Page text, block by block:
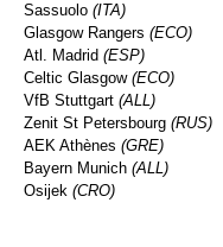
Sassuolo (ITA)
Glasgow Rangers (ECO)
Atl. Madrid (ESP)
Celtic Glasgow (ECO)
VfB Stuttgart (ALL)
Zenit St Petersbourg (RUS)
AEK Athènes (GRE)
Bayern Munich (ALL)
Osijek (CRO)